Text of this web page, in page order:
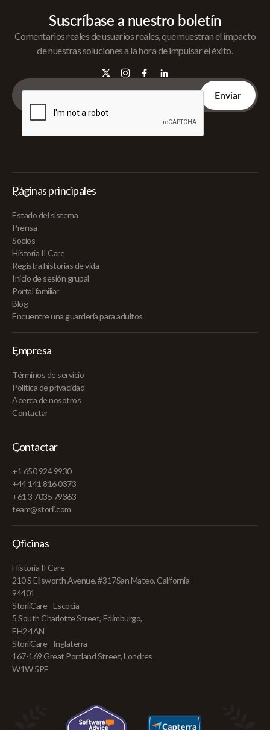
Suscríbase a nuestro boletín
Comentarios reales de usuarios reales, que muestran el impacto
de nuestras soluciones a la hora de impulsar el éxito.
Páginas principales
Estado del sistema
Prensa
Socios
Historia II Care
Registra historias de vida
Inicio de sesión grupal
Portal familiar
Blog
Encuentre una guardería para adultos
Empresa
Términos de servicio
Política de privacidad
Acerca de nosotros
Contactar
Contactar
+1 650 924 9930
+44 141 816 0373
+61 3 7035 79363
team@storii.com
Oficinas
Historia II Care
210 S Ellsworth Avenue, #317San Mateo, California
94401
StoriiCare - Escocia
5 South Charlotte Street, Edimburgo,
EH2 4AN
StoriiCare - Inglaterra
167-169 Great Portland Street, Londres
W1W 5PF